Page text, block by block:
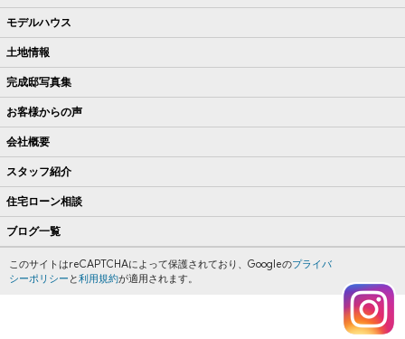
モデルハウス
土地情報
完成邸写真集
お客様からの声
会社概要
スタッフ紹介
住宅ローン相談
ブログ一覧
このサイトはreCAPTCHAによって保護されており、Googleのプライバ
シーポリシー と利用規約が適用されます。